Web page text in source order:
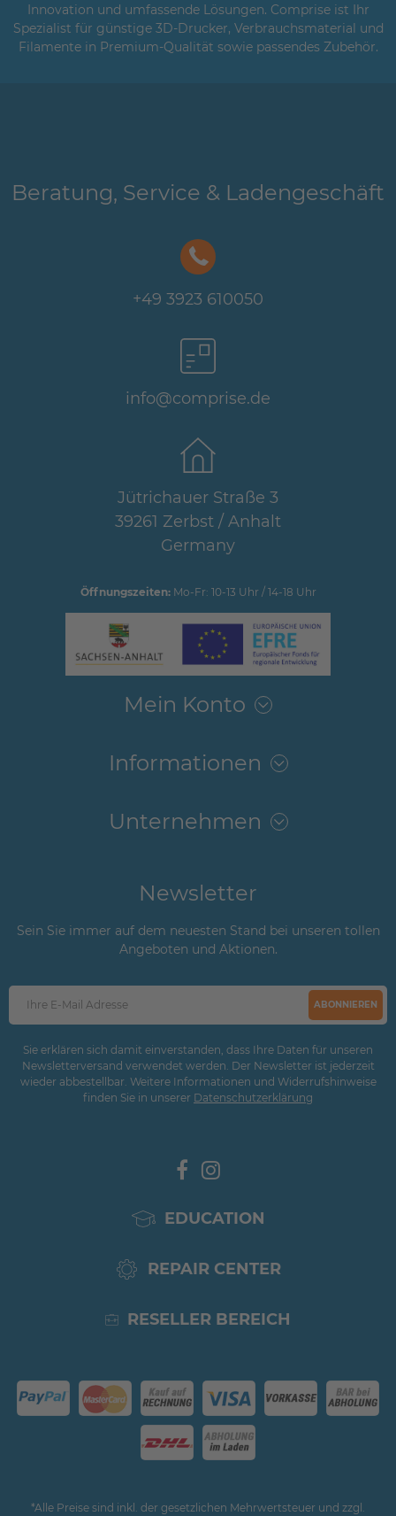
Innovation und umfassende Lösungen. Comprise ist Ihr
Spezialist für günstige 3D-Drucker, Verbrauchsmaterial und
Filamente in Premium-Qualität sowie passendes Zubehör.
Beratung, Service & Ladengeschäft
+49 3923 610050
info@comprise.de
Jütrichauer Straße 3
39261 Zerbst / Anhalt
Germany
Öffnungszeiten:Mo-Fr: 10-13 Uhr / 14-18 Uhr
Mein Konto
Informationen
Unternehmen
Newsletter
Sein Sie immer auf dem neuesten Stand bei unseren tollen
Angeboten und Aktionen.
ABONNIEREN
Sie erklären sich damit einverstanden, dass Ihre Daten für unseren
Newsletterversand verwendet werden. Der Newsletter ist jederzeit
wieder abbestellbar. Weitere Informationen und Widerrufshinweise
finden Sie in unserer Daten­schutz­erklärung
EDUCATION
REPAIR CENTER
RESELLER BEREICH
*Alle Preise sind inkl. der gesetzlichen Mehrwertsteuer und zzgl.